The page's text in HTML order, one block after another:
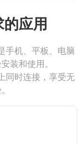
应用
手机、平板、电脑
装和使用。
同时连接，享受无